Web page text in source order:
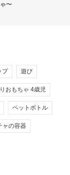
〜
プ 遊び
おもちゃ 4歳児
ペットボトル
ャの容器